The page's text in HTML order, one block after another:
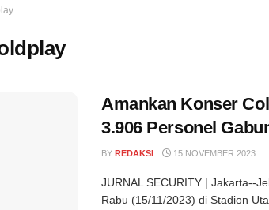
Amankan Konser
3.906 Personel
BY REDAKSI 15 NOVEMBER 2023
JURNAL SECURITY | Jakarta--
Rabu (15/11/2023) di Stadion